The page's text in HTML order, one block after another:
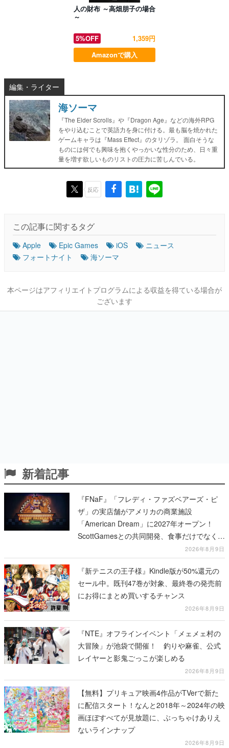
人の財布 ～高畑朋子の場合
～
5%OFF
1,359円
Amazonで購入
編集・ライター
海ソーマ
『The Elder Scrolls』や『Dragon Age』などの海外RPG
をやり込むことで英語力を身に付ける。最も脳を焼かれた
ゲームキャラは『Mass Effect』のタリゾラ。 面白そうな
ものには何でも興味を抱くやっかいな性分のため、日々重
量を増す欲しいものリストの圧力に苦しんでいる。
反応
この記事に関するタグ
Apple Epic Games iOS
ニュース
フォートナイト
海ソーマ
本ページはアフィリエイトプログラムによる収益を得ている場合が
ございます
新着記事
『FNaF』「フレディ・ファズベアーズ・ピ
ザ」の実店舗がアメリカの商業施設
「American Dream」に2027年オープン！
ScottGamesとの共同開発、食事だけでなくス
テージショーや没入型のホラー体験も楽しめ
る
2026年8月9日
『新テニスの王子様』Kindle版が50%還元の
セール中。既刊47巻が対象、最終巻の発売前
にお得にまとめ買いするチャンス
2026年8月9日
『NTE』オフラインイベント「メェメェ村の
大冒険」が池袋で開催！ 釣りや麻雀、公式
レイヤーと影鬼ごっこが楽しめる
2026年8月9日
【無料】プリキュア映画4作品がTVerで新た
に配信スタート！なんと2018年～2024年の映
画ほぼすべてが見放題に、ぶっちゃけありえ
ないラインナップ
2026年8月9日